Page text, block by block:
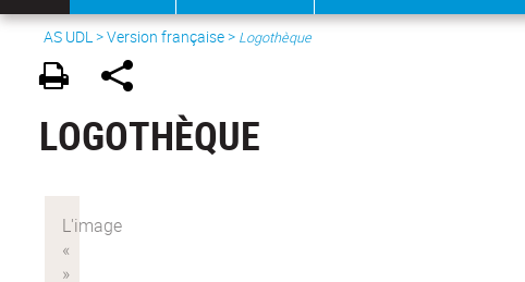
AS UDL>Version française> Logothèque
LOGOTHÈQUE